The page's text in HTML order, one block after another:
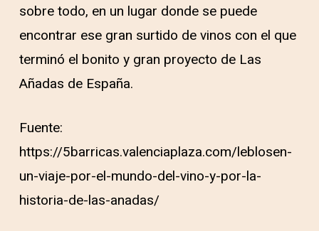
sobre todo, en un lugar donde se puede
encontrar ese gran surtido de vinos con el que
terminó el bonito y gran proyecto de Las
Añadas de España.
Fuente:
https://5barricas.valenciaplaza.com/leblosen-
un-viaje-por-el-mundo-del-vino-y-por-la-
historia-de-las-anadas/